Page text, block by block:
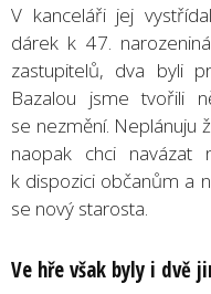
V kanceláři jej
dárek k 47.
zastupitelů, dva byli
Bazalou jsme tvořili
se nezmění. Neplánuju
naopak chci navázat
k dispozici občanům a
se nový starosta.
Ve hře však byly i dvě